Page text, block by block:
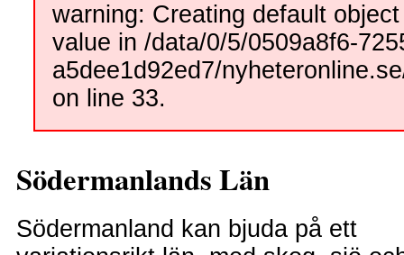
warning: Creating default
value in /data/0/5/0509a8f6-
a5dee1d92ed7/
on line 33.
Södermanlands Län
Södermanland kan bjuda på ett